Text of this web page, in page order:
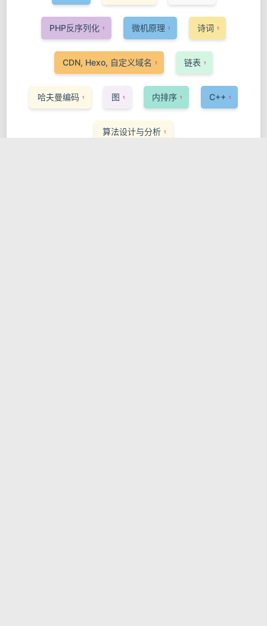
PHP反序列化 1 微机原理 1 诗词 1
CDN, Hexo, 自定义域名 1 链表 1
哈夫曼编码 1 图 1 内排序 1 C++ 1
算法设计与分析 1